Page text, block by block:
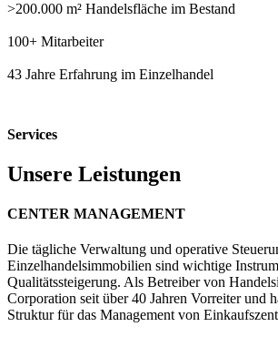
>200.000 m² Handelsfläche im Bestand
100+ Mitarbeiter
43 Jahre Erfahrung im Einzelhandel
Services
Unsere Leistungen
CENTER MANAGEMENT
Die tägliche Verwaltung und operative
Einzelhandelsimmobilien sind wichtige
Qualitätssteigerung. Als Betreiber von
Corporation seit über 40 Jahren Vorreiter und
Struktur für das Management von